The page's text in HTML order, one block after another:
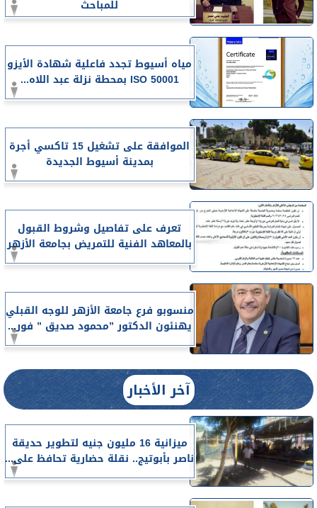
للمباحث
مياه أسيوط تجدد فاعلية شهادة الأيزو
ISO 50001 بمحطة نزلة عبد اللاه...
الموافقة على تشغيل 15 تاكسي أجرة
بمدينة أسيوط الجديدة
تعرف على تفاصيل وشروط القبول
بالمعاهد الفنية للتمريض بجامعة الأزهر
منسوبو فرع جامعة الأزهر للوجه القبلي
يهنئون الدكتور ”محمود صديق ” فور...
آخر الأخبار
ميزانية 16 مليون جنيه لتطوير حديقة
ناصر بأبوتيج.. نقلة حضارية تحافظ على...